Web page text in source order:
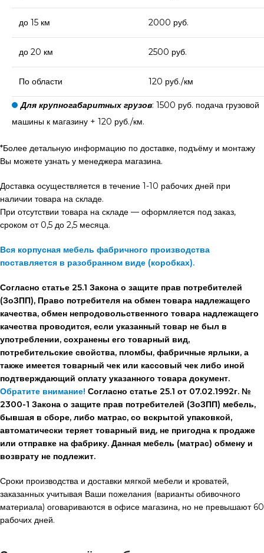
до 15 км 2000 руб.
до 20 км 2500 руб.
По области 120 руб./км
Для крупногабаритных грузов: 1500 руб. подача грузовой
машины к магазину + 120 руб./км.
*Более детальную информацию по доставке, подъёму и монтажу
Вы можете узнать у менеджера магазина.
Доставка осуществляется в течение 1-10 рабочих дней при
наличии товара на складе.
При отсутствии товара на складе — оформляется под заказ,
сроком от 0,5 до 2,5 месяца.
Вся корпусная мебель фабричного производства
поставляется в разобранном виде (коробках).
Согласно статье 25.1 Закона о защите прав потребителей
(ЗоЗПП), Право потребителя на обмен товара надлежащего
качества, обмен непродовольственного товара надлежащего
качества проводится, если указанный товар не был в
употреблении, сохранены его товарный вид,
потребительские свойства, пломбы, фабричные ярлыки, а
также имеется товарный чек или кассовый чек либо иной
подтверждающий оплату указанного товара документ.
Обратите внимание! Согласно статье 25.1 от 07.02.1992г. №
2300-1 Закона о защите прав потребителей (ЗоЗПП) мебель,
бывшая в сборе, либо матрас, со вскрытой упаковкой,
автоматически теряет товарный вид, не пригодна к продаже
или отправке на фабрику. Данная мебель (матрас) обмену и
возврату не подлежит.
Сроки производства и доставки мягкой мебели и кроватей,
заказанных учитывая Ваши пожелания (варианты обивочного
материала) оговариваются в офисе магазина, но не превышают 60
рабочих дней.